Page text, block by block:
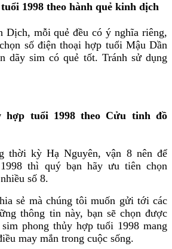
1998 theo hành quẻ kinh dịch
Dịch, mỗi quẻ đều có ý nghĩa riêng,
số điện thoại hợp tuổi Mậu Dần
dãy sim có quẻ tốt. Tránh sử dụng
hợp tuổi 1998 theo Cửu tinh đồ
thời kỳ Hạ Nguyên, vận 8 nên để
thì quý bạn hãy ưu tiên chọn
số 8.
sẻ mà chúng tôi muốn gửi tới các
thông tin này, bạn sẽ chọn được
phong thủy hợp tuổi 1998 mang
may mắn trong cuộc sống.